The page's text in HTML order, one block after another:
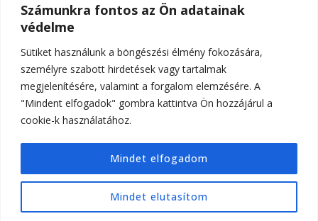
Számunkra fontos az Ön adatainak
védelme
Sütiket használunk a böngészési élmény fokozására,
személyre szabott hirdetések vagy tartalmak
megjelenítésére, valamint a forgalom elemzésére. A
"Mindent elfogadok" gombra kattintva Ön hozzájárul a
cookie-k használatához.
Mindet elutasítom
Mindet elfogadom
Sport
Tudomány
© Szerzői jog 2026ELTE Online
fenntartva.Hello Fashion | FejlesztetteBlossom
Themes.Készítette: WordPress